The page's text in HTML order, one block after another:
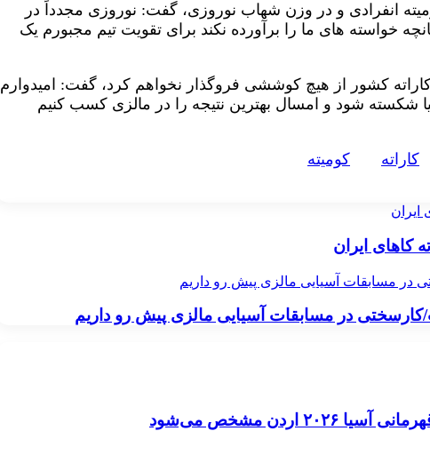
انفرادی و در وزن شهاب نوروزی، گفت: نوروزی مجدداً در
خواسته های ما را برآورده نکند برای تقویت تیم مجبورم یک
کاراته کشور از هیچ کوششی فروگذار نخواهم کرد، گفت: امیدوارم
شکسته شود و امسال بهترین نتیجه را در مالزی کسب کنیم
کاراته کوميته
در مسابقات آسیایی مالزی پیش رو داریم
در مسابقات آسیایی مالزی پیش رو داریم
اردن مشخص می‌شود